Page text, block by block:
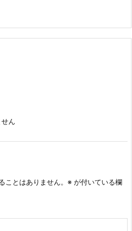
ん
ことはありません。 ※ が付いている欄